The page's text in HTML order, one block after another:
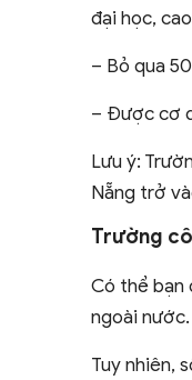
đại học,
– Bỏ qua
– Được cơ
Lưu ý:
Nẵng trở
Trường
Có thể bạn
ngoài nước.
Tuy nhiên,